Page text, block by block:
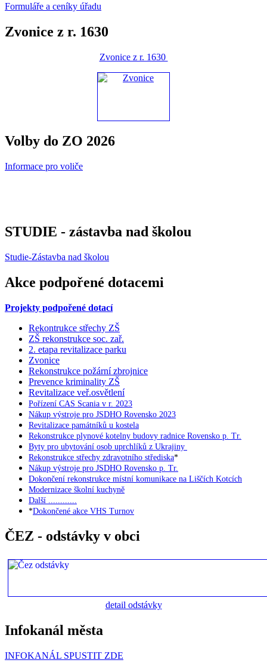
Formuláře a ceníky úřadu
Zvonice z r. 1630
Zvonice z r. 1630
Volby do ZO 2026
Informace pro voliče
STUDIE - zástavba nad školou
Studie-Zástavba nad školou
Akce podpořené dotacemi
Projekty podpořené dotací
Rekontrukce střechy ZŠ
ZŠ rekonstrukce soc. zař.
2. etapa revitalizace parku
Zvonice
Rekonstrukce požární zbrojnice
Prevence kriminality ZŠ
Revitalizace veř.osvětlení
Pořízení CAS Scania v r. 2023
Nákup výstroje pro JSDHO Rovensko 2023
Revitalizace památníků u kostela
Rekonstrukce plynové kotelny budovy radnice Rovensko p. Tr.
Byty pro ubytování osob uprchlíků z Ukrajiny
Rekonstrukce střechy zdravotního střediska*
Nákup výstroje pro JSDHO Rovensko p. Tr.
Dokončení rekonstrukce místní komunikace na Liščích Kotcích
Modernizace školní kuchyně
Další ............
*Dokončené akce VHS Turnov
ČEZ - odstávky v obci
detail odstávky
Infokanál města
INFOKANÁL SPUSTIT ZDE